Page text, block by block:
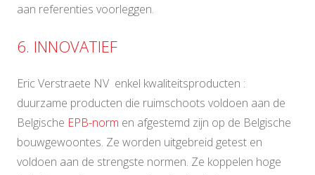
aan referenties voorleggen.
6. INNOVATIEF
Eric Verstraete NV enkel kwaliteitsproducten :
duurzame producten die ruimschoots voldoen aan de
Belgische EPB-norm en afgestemd zijn op de Belgische
bouwgewoontes. Ze worden uitgebreid getest en
voldoen aan de strengste normen. Ze koppelen hoge